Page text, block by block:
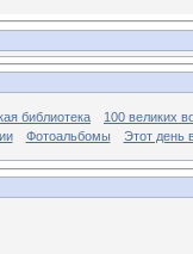
библиотека
100 великих
Фотоальбомы Этот день